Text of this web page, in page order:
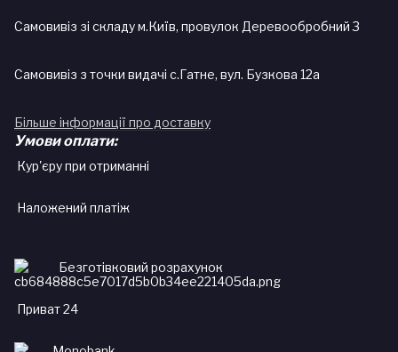
Самовивіз зі складу м.Київ, провулок Деревообробний 3
Самовивіз з точки видачі с.Гатне, вул. Бузкова 12а
Більше інформації про доставку
Умови оплати:
Кур'єру при отриманні
Наложений платіж
Безготівковий розрахунок
Приват 24